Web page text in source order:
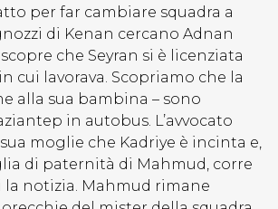
per far cambiare squadra a
di Kenan cercano Adnan
che Seyran si è licenziata
cui lavorava. Scopriamo che la
alla sua bambina – sono
in autobus. L’avvocato
moglie che Kadriye è incinta e,
di paternità di Mahmud, corre
notizia. Mahmud rimane